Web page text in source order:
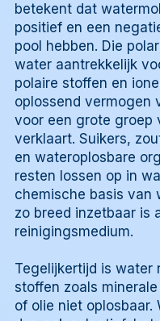
betekent dat
positief en een
pool hebben. Die
water aantrekkelijk
polaire stoffen en
oplossend vermogen
voor een grote groep
verklaart. Suikers,
en wateroplosbare
resten lossen op in
chemische basis van
zo breed inzetbaar is
reinigingsmedium.
Tegelijkertijd is water
stoffen zoals
of olie niet oplosbaar.